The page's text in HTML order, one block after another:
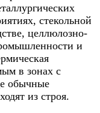
стекольной
целлюлозно-
и
в зонах с
обычные
из строя.